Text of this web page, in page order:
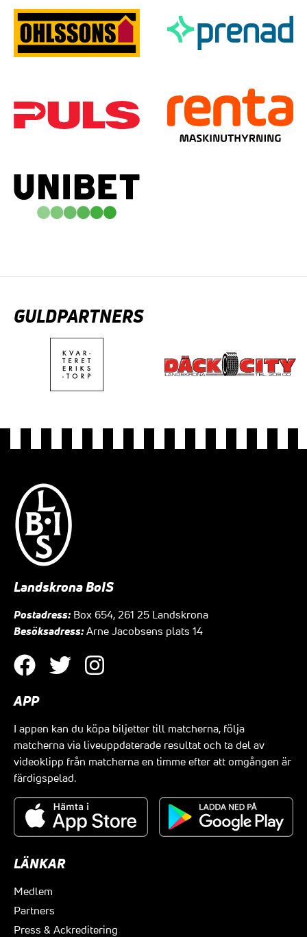
GULDPARTNERS
Landskrona BoIS
Postadress: Box 654, 261 25 Landskrona
Besöksadress: Arne Jacobsens plats 14
APP
I appen kan du köpa biljetter till matcherna, följa
matcherna via liveuppdaterade resultat och ta del av
videoklipp från matcherna en timme efter att omgången är
färdigspelad.
LÄNKAR
Medlem
Partners
Press & Ackreditering